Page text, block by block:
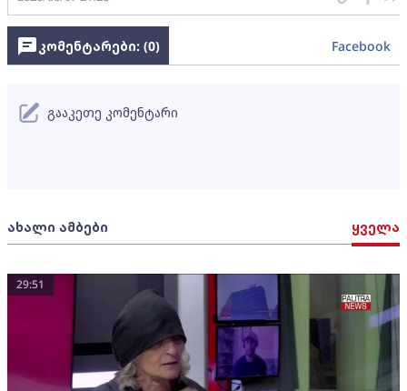
ახალი ამბები ყველა
29:51
კომენტარები: (0) Facebook
გააკეთე კომენტარი